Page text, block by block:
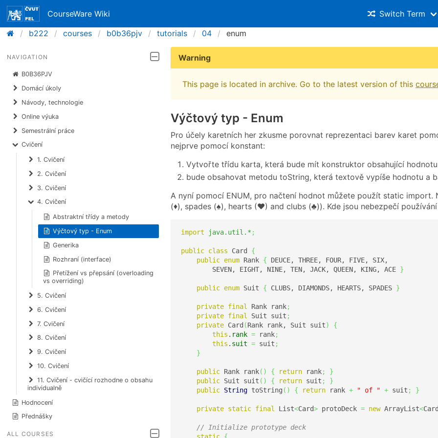
CourseWare Wiki Switch Term
b222
courses b0b36pjv tutorials 04 enum
NAVIGATION
B0B36PJV
Domácí úkoly
Návody, technologie
Online výuka
Semestrální práce
Cvičení
1. Cvičení
2. Cvičení
3. Cvičení
4. Cvičení
Abstraktní třídy a metody
Výčtový typ - Enum
Generika
Rozhraní (interface)
Přetížení vs přepsání (overloading
vs overriding)
5. Cvičení
6. Cvičení
7. Cvičení
8. Cvičení
9. Cvičení
10. Cvičení
11. Cvičení - cvičící rozhodne o obsahu
individualně
Hodnocení
Přednášky
ALL COURSES
Warning
This page is located in archive. Go to the latest version of this
Výčtový typ - Enum
Pro účely karetních her zkusme porovnat reprezentaci barev karet
nejprve pomocí konstant:
Vytvořte třídu karta, která bude mít konstruktor obsahující
bude obsahovat metodu toString, která textově vypíše hodnotu a
A nyní pomocí ENUM, pro načtení hodnot můžete použít static
(♦), spades (♠), hearts (♥) and clubs (♣)). Kde jsou nebezpečí
import java.util.* ;
public class Card {
public enum Rank { DEUCE, THREE, FOUR, FIVE, SIX,
        SEVEN, EIGHT, NINE, TEN, JACK, QUEEN, KING, ACE
}
public enum Suit { CLUBS, DIAMONDS, HEARTS, SPADES }
private final Rank rank;
private final Suit suit ;
private Card (Rank rank, Suit suit)
{
this . rank = rank;
this . suit = suit ;
}
public Rank rank( ) { return rank;
}
public Suit suit ( ) { return suit ;
}
public String toString ( ) { return rank + " of " + suit ; }
private static final List<Card> protoDeck = new ArrayList<Card
// Initialize prototype deck